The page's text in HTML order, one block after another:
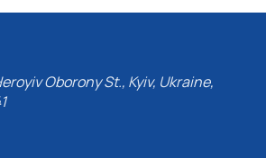
Oborony St., Kyiv, Ukraine,